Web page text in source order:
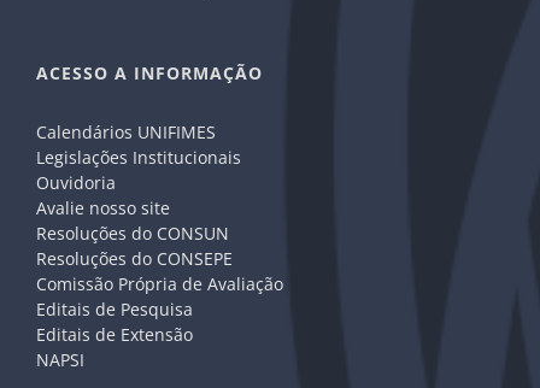
ACESSO A INFORMAÇÃO
Calendários UNIFIMES
Legislações Institucionais
Ouvidoria
Avalie nosso site
Resoluções do CONSUN
Resoluções do CONSEPE
Comissão Própria de Avaliação
Editais de Pesquisa
Editais de Extensão
NAPSI